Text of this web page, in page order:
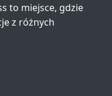
to miejsce, gdzie
z różnych